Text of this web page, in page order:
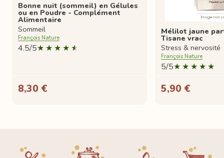
Bonne nuit (sommeil) en Gélules
ou en Poudre - Complément
Alimentaire
Sommeil
François Nature
4.5/5
8,30 €
Mélilot jaune
Tisane vrac
Stress & nervosité
François Nature
5/5
5,90 €